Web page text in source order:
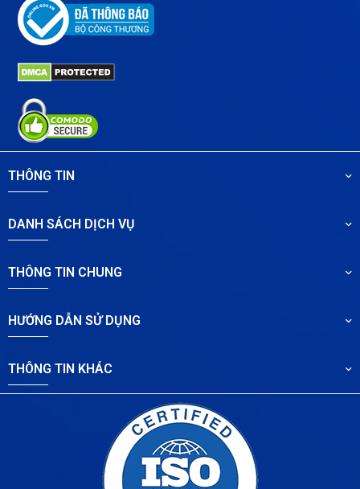
THÔNG TIN
DANH SÁCH DỊCH VỤ
THÔNG TIN CHUNG
HƯỚNG DẪN SỬ DỤNG
THÔNG TIN KHÁC